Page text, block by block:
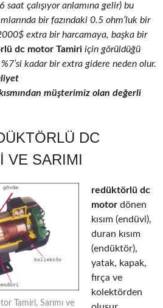
saat çalışıyor anlamına gelir) bu
bir fazındaki 0.5 ohm’luk bir
extra bir harcamaya, başka bir
dc motor Tamiri için görüldüğü
kadar bir extra gidere neden olur.
müşterimiz olan değerli
DC
VE SARIMI
Tamiri, Sarımı ve
redüktörlü dc
motor dönen
kısım (endüvi),
duran kısım
(endüktör),
yatak, kapak,
fırça ve
kolektörden